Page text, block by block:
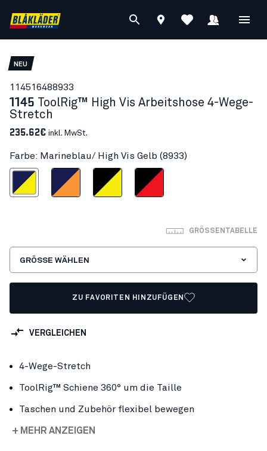
NEU
114516488933
1145
ToolRig™ High Vis Arbeitshose 4-Wege-
Stretch
235.62€ inkl. MwSt.
Farbe: Marineblau/ High Vis Gelb (8933)
High Vis Gelb
Marineblau/Orange
Schwarz/High Vis Gelb
Schwarz/High Vis Rot
GRÖSSENTABELLE
GRÖSSE WÄHLEN
ZU FAVORITEN HINZUFÜGEN
VERGLEICHEN
4-Wege-Stretch
ToolRig™ Schiene 360° um die Taille
Taschen und Zubehör flexibel bewegen
+ MEHR ANZEIGEN